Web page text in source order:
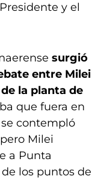
y el
surgió
entre Milei
la planta de
que fuera en
contempló
Milei
a Punta
los puntos de